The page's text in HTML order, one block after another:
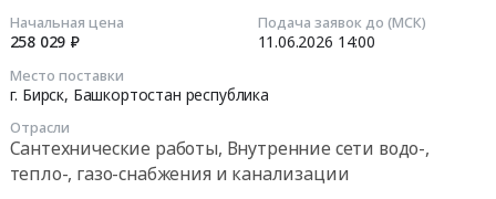
Начальная цена
258 029 ₽
Подача заявок до (МСК)
11.06.2026 14:00
Место поставки
г. Бирск, Башкортостан республика
Отрасли
Сантехнические работы, Внутренние сети водо-,
тепло-, газо-снабжения и канализации